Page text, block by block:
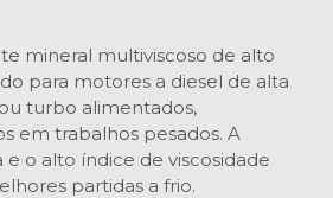
mineral multiviscoso de alto
para motores a diesel de alta
turbo alimentados,
em trabalhos pesados. A
o alto índice de viscosidade
partidas a frio.